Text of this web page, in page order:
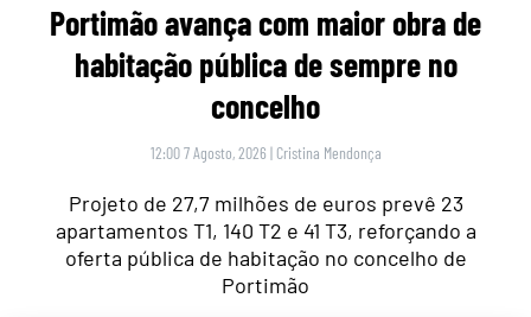
Portimão avança com maior obra de
habitação pública de sempre no
concelho
12:00 7 Agosto, 2026 | Cristina Mendonça
Projeto de 27,7 milhões de euros prevê 23
apartamentos T1, 140 T2 e 41 T3, reforçando a
oferta pública de habitação no concelho de
Portimão